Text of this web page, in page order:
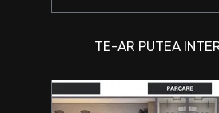
TE-AR PUTEA